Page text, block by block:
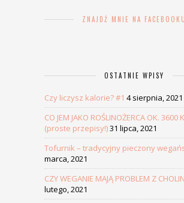
ZNAJDŹ MNIE NA FACEBOOKU
OSTATNIE WPISY
Czy liczysz kalorie? #1 4 sierpnia, 2021
CO JEM JAKO ROŚLINOŻERCA OK. 3600
(proste przepisy!)31 lipca, 2021
Tofurnik – tradycyjny pieczony
marca, 2021
CZY WEGANIE MAJĄ PROBLEM Z
lutego, 2021